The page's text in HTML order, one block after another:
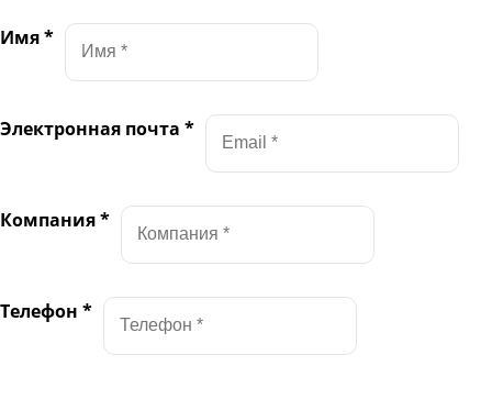
Имя*
Электронная почта *
Компания*
Телефон *